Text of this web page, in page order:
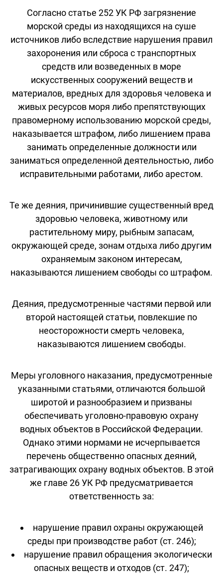
Согласно статье 252 УК РФ загрязнение
морской среды из находящихся на суше
источников либо вследствие нарушения правил
захоронения или сброса с транспортных
средств или возведенных в море
искусственных сооружений веществ и
материалов, вредных для здоровья человека и
живых ресурсов моря либо препятствующих
правомерному использованию морской среды,
наказывается штрафом, либо лишением права
занимать определенные должности или
заниматься определенной деятельностью, либо
исправительными работами, либо арестом.
Те же деяния, причинившие существенный вред
здоровью человека, животному или
растительному миру, рыбным запасам,
окружающей среде, зонам отдыха либо другим
охраняемым законом интересам,
наказываются лишением свободы со штрафом.
Деяния, предусмотренные частями первой или
второй настоящей статьи, повлекшие по
неосторожности смерть человека,
наказываются лишением свободы.
Меры уголовного наказания, предусмотренные
указанными статьями, отличаются большой
широтой и разнообразием и призваны
обеспечивать уголовно-правовую охрану
водных объектов в Российской Федерации.
Однако этими нормами не исчерпывается
перечень общественно опасных деяний,
затрагивающих охрану водных объектов. В этой
же главе 26 УК РФ предусматривается
ответственность за:
нарушение правил охраны окружающей
среды при производстве работ (ст. 246);
нарушение правил обращения экологически
опасных веществ и отходов (ст. 247);